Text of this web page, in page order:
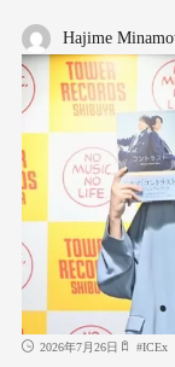
Hajime
2026年7月26日 #ICEx